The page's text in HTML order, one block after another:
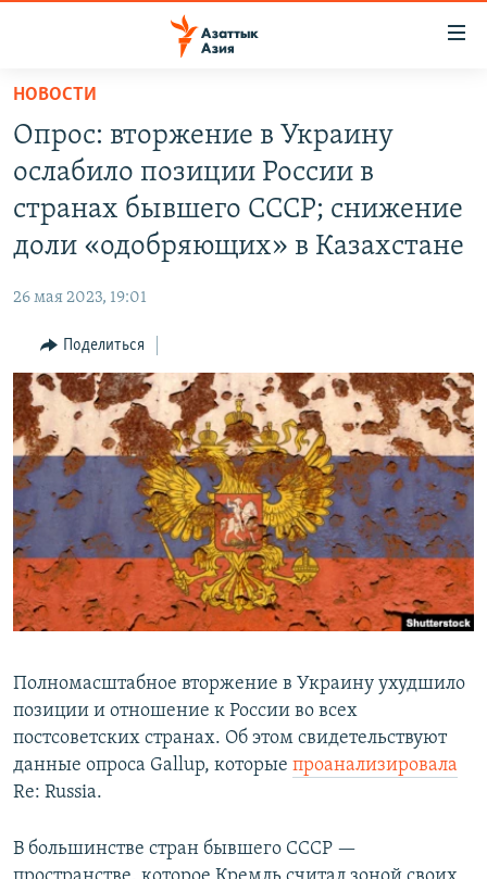
Вернуться
основному
содержанию
главной
Вернутся
поиску
КАЗАХСТАН
НОВОСТИ
ВОЙНА В УКРАИНЕ
НА ДРУГИХ ЯЗЫКАХ
ЎЗБЕКЧА
ТОҶИКӢ
TÜRKMENÇE
ПОДПИШИТЕСЬ НА НАС В СОЦСЕТЯХ
Все сайты РСЕ/РС
НОВОСТИ
Опрос: вторжение в Украину
ослабило позиции России в
странах бывшего СССР; снижение
доли «одобряющих» в Казахстане
26 мая 2023, 19:01
Поделиться
Полномасштабное вторжение в Украину ухудшило
позиции и отношение к России во всех
постсоветских странах. Об этом свидетельствуют
данные опроса Gallup, которые проанализировала
Re: Russia.
В большинстве стран бывшего СССР —